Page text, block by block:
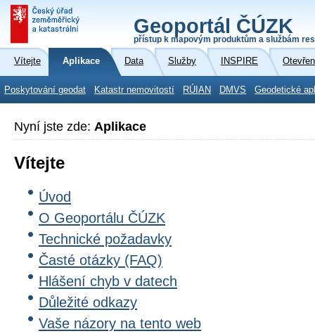
Geoportál ČÚZK
přístup k mapovým produktům a službám
Vítejte Aplikace Data Služby INSPIRE
Poskytování geodat Katastr nemovitostí RÚIAN DMVS Geodetické
Nyní jste zde: Aplikace
Vítejte
Úvod
O Geoportálu ČÚZK
Technické požadavky
Časté otázky (FAQ)
Hlášení chyb v datech
Důležité odkazy
Vaše názory na tento web